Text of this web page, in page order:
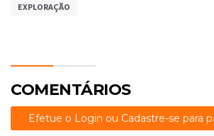
EXPLORAÇÃO
COMENTÁRIOS
Efetue o Login ou Cadastre-se para